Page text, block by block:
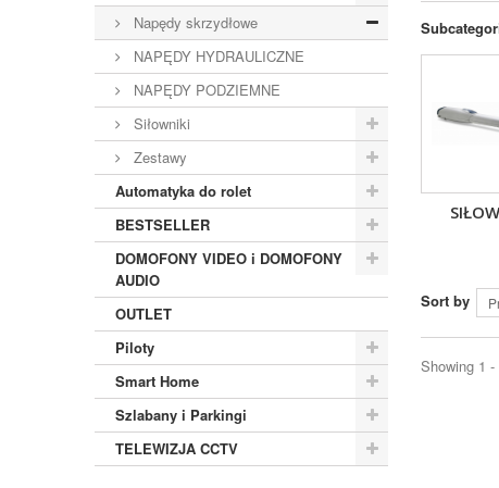
Sort by
Showing 1
Napędy skrzydłowe
NAPĘDY HYDRAULICZNE
NAPĘDY PODZIEMNE
Siłowniki
Zestawy
Automatyka do rolet
BESTSELLER
DOMOFONY VIDEO i DOMOFONY
AUDIO
OUTLET
Piloty
Smart Home
Szlabany i Parkingi
TELEWIZJA CCTV